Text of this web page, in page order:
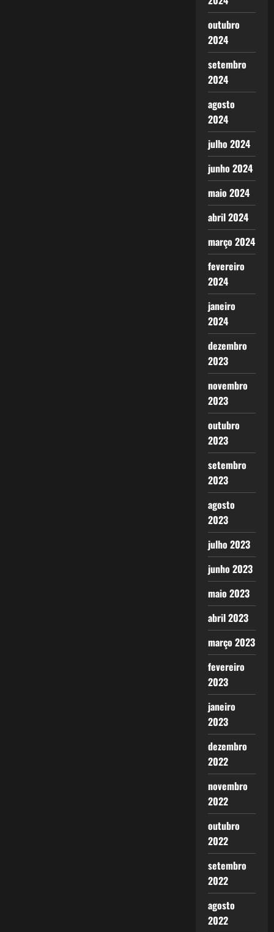
outubro
2024
setembro
2024
agosto
2024
julho 2024
junho 2024
maio 2024
abril 2024
março 2024
fevereiro
2024
janeiro
2024
dezembro
2023
novembro
2023
outubro
2023
setembro
2023
agosto
2023
julho 2023
junho 2023
maio 2023
abril 2023
março 2023
fevereiro
2023
janeiro
2023
dezembro
2022
novembro
2022
outubro
2022
setembro
2022
agosto
2022